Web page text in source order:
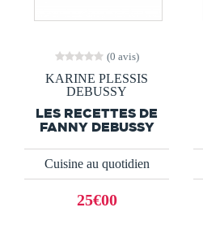
(0 avis)
KARINE PLESSIS
DEBUSSY
LES RECETTES DE
FANNY DEBUSSY
Cuisine au quotidien
25€00